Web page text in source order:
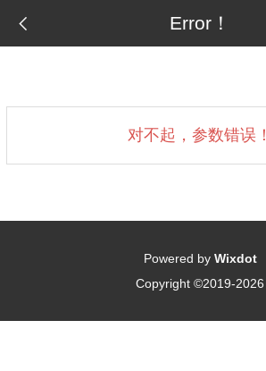
 Error！
对不起，参数错误！
Powered by Wixdot
Copyright ©2019-2026